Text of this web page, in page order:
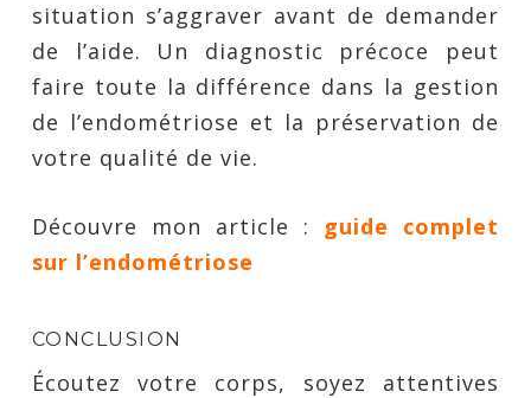
situation s’aggraver avant de demander
de l’aide. Un diagnostic précoce peut
faire toute la différence dans la gestion
de l’endométriose et la préservation de
votre qualité de vie.
Découvre mon article : guide complet
sur l’endométriose
CONCLUSION
Écoutez votre corps, soyez attentives